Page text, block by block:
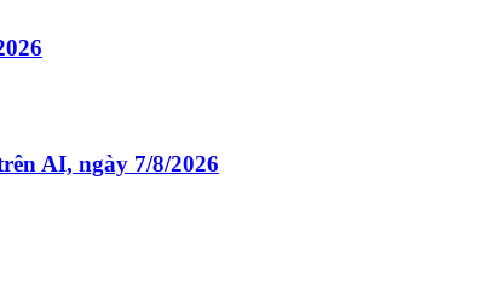
AI, ngày 7/8/2026